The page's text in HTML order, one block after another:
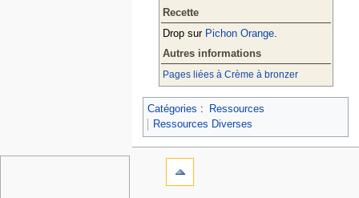
Recette
Drop sur Pichon Orange.
Autres informations
Pages liées à Crème à bronzer
Catégories :
Ressources
Ressources Diverses